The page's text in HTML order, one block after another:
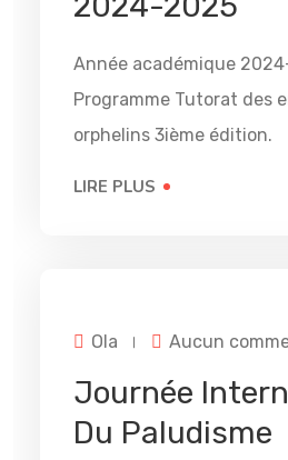
Année académique
Programme Tutorat des
orphelins 3ième édition.
LIRE PLUS
Ola Aucun
Journée
Du Paludisme